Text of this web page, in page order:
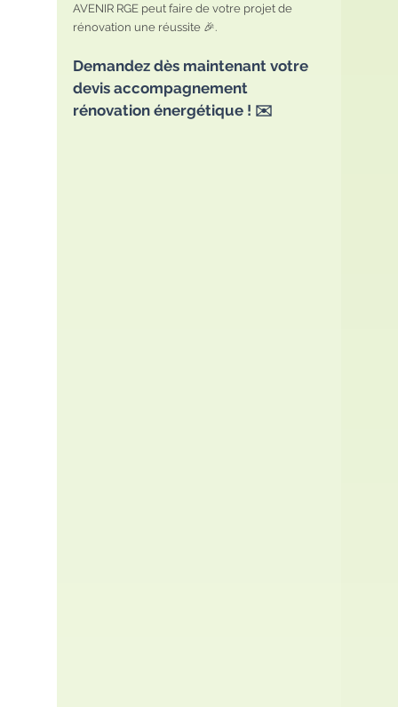
AVENIR RGE peut faire de votre projet de
rénovation une réussite 🎉.
Demandez dès maintenant votre
devis accompagnement
rénovation énergétique ! ✉️